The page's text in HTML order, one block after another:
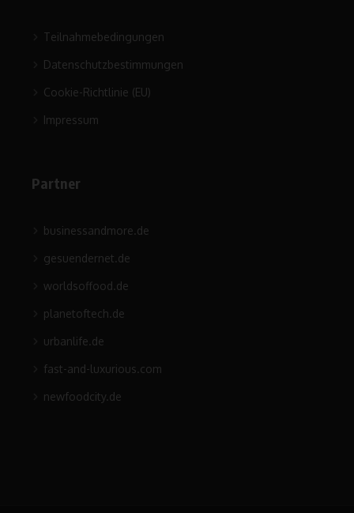
Teilnahmebedingungen
Datenschutzbestimmungen
Cookie-Richtlinie (EU)
Impressum
Partner
businessandmore.de
gesuendernet.de
worldsoffood.de
planetoftech.de
urbanlife.de
fast-and-luxurious.com
newfoodcity.de